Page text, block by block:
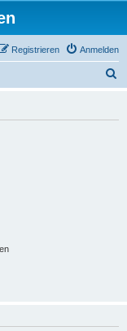
Anmelden
Registrieren